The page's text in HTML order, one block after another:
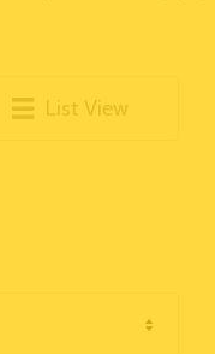
List View